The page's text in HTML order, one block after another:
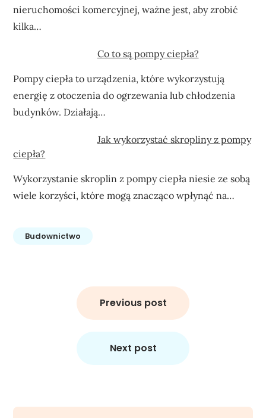
nieruchomości komercyjnej, ważne jest, aby zrobić
kilka…
Co to są pompy ciepła?
Pompy ciepła to urządzenia, które wykorzystują
energię z otoczenia do ogrzewania lub chłodzenia
budynków. Działają…
Jak wykorzystać skropliny z pompy
ciepła?
Wykorzystanie skroplin z pompy ciepła niesie ze sobą
wiele korzyści, które mogą znacząco wpłynąć na…
Budownictwo
Previous post
Next post